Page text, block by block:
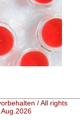
/ All rights